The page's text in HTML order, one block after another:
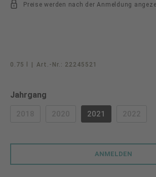
Preise werden nach der Anmeldung
0.75 l Art.-Nr.: 22245521
Jahrgang
(DIESE OPTION IST ZURZEIT NICHT
(DIESE OPTION IST ZURZEIT
2021
ANMELDEN